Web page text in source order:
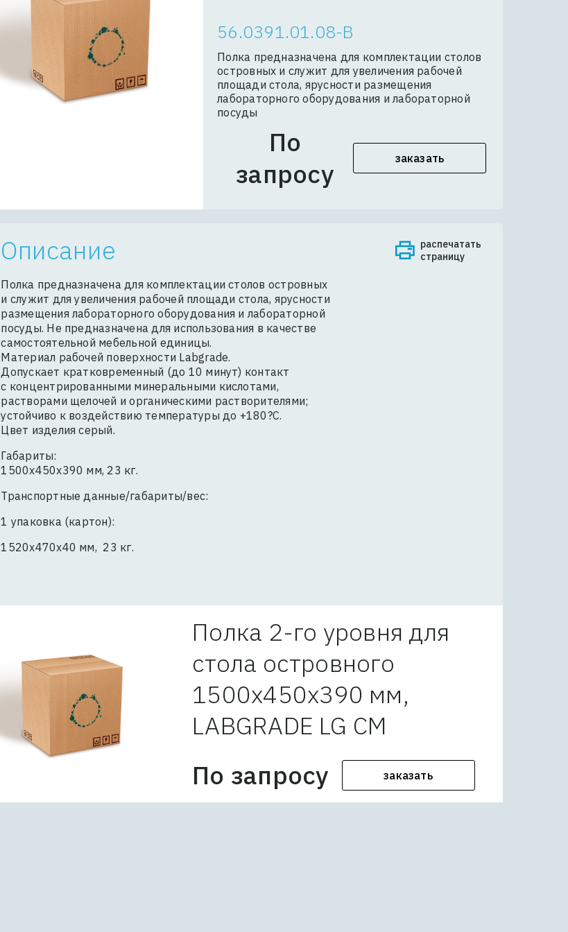
56.0391.01.08-В
Полка предназначена для комплектации столов
островных и служит для увеличения рабочей
площади стола, ярусности размещения
лабораторного оборудования и лабораторной
посуды
По
запросу
заказать
распечатать
страницу
Описание
Полка предназначена для комплектации столов островных
и служит для увеличения рабочей площади стола, ярусности
размещения лабораторного оборудования и лабораторной
посуды. Не предназначена для использования в качестве
самостоятельной мебельной единицы.
Материал рабочей поверхности Labgrade.
Допускает кратковременный (до 10 минут) контакт
с концентрированными минеральными кислотами,
растворами щелочей и органическими растворителями;
устойчиво к воздействию температуры до +180?С.
Цвет изделия серый.
Габариты:
1500х450х390 мм, 23 кг.
Транспортные данные/габариты/вес:
1 упаковка (картон):
1520х470х40 мм, 23 кг.
Полка 2-го уровня для
стола островного
1500х450х390 мм,
LABGRADE LG СМ
По запросу заказать